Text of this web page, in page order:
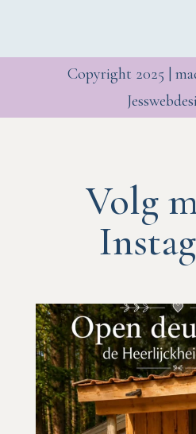
Copyright 2025 |
Volg